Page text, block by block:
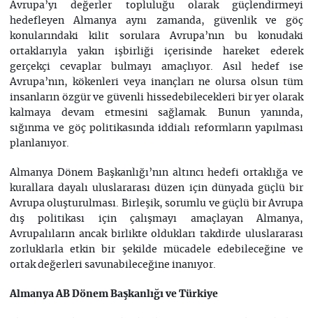
Avrupa’yı değerler topluluğu olarak güçlendirmeyi
hedefleyen Almanya aynı zamanda, güvenlik ve göç
konularındaki kilit sorulara Avrupa’nın bu konudaki
ortaklarıyla yakın işbirliği içerisinde hareket ederek
gerçekçi cevaplar bulmayı amaçlıyor. Asıl hedef ise
Avrupa’nın, kökenleri veya inançları ne olursa olsun tüm
insanların özgür ve güvenli hissedebilecekleri bir yer olarak
kalmaya devam etmesini sağlamak. Bunun yanında,
sığınma ve göç politikasında iddialı reformların yapılması
planlanıyor.
Almanya Dönem Başkanlığı’nın altıncı hedefi ortaklığa ve
kurallara dayalı uluslararası düzen için dünyada güçlü bir
Avrupa oluşturulması. Birleşik, sorumlu ve güçlü bir Avrupa
dış politikası için çalışmayı amaçlayan Almanya,
Avrupalıların ancak birlikte oldukları takdirde uluslararası
zorluklarla etkin bir şekilde mücadele edebileceğine ve
ortak değerleri savunabileceğine inanıyor.
Almanya AB Dönem Başkanlığı ve Türkiye